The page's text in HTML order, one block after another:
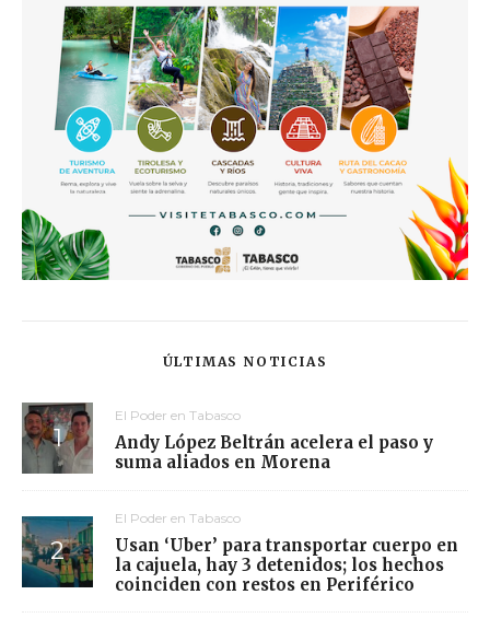
ÚLTIMAS NOTICIAS
El Poder en Tabasco
Andy López Beltrán acelera el paso y
suma aliados en Morena
El Poder en Tabasco
Usan ‘Uber’ para transportar cuerpo en
la cajuela, hay 3 detenidos; los hechos
coinciden con restos en Periférico